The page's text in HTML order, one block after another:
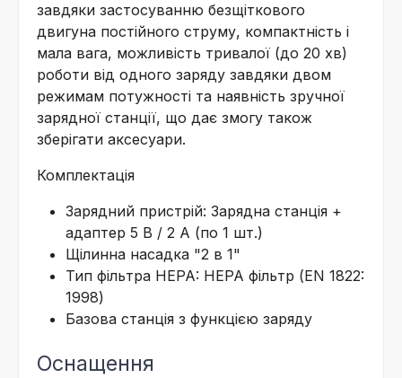
завдяки застосуванню безщіткового
двигуна постійного струму, компактність і
мала вага, можливість тривалої (до 20 хв)
роботи від одного заряду завдяки двом
режимам потужності та наявність зручної
зарядної станції, що дає змогу також
зберігати аксесуари.
Комплектація
Зарядний пристрій: Зарядна станція +
адаптер 5 В / 2 А (по 1 шт.)
Щілинна насадка "2 в 1"
Тип фільтра HEPA: HEPA фільтр (EN 1822:
1998)
Базова станція з функцією заряду
Оснащення